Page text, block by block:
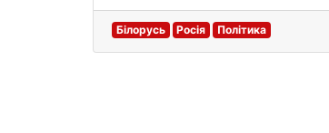
Білорусь Росія Політика